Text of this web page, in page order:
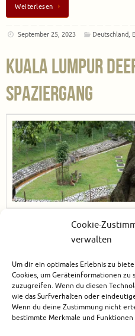
Cookie-
verwalten
Um dir ein optimales Erlebnis zu
Cookies, um Geräteinformationen
zuzugreifen. Wenn du diesen
wie das Surfverhalten oder
Wenn du deine Zustimmung nicht
bestimmte Merkmale und
Weiterlesen
September 25, 2023 Deutschland,
Kuala Lumpur
Spaziergang
gehen. Vom Hotel zum Kuala
(erneut) ausgiebigen Frühstück
entschlossen. Der Weg war recht
Weiterlesen
Mai 19, 2017 Asien,Malaysia